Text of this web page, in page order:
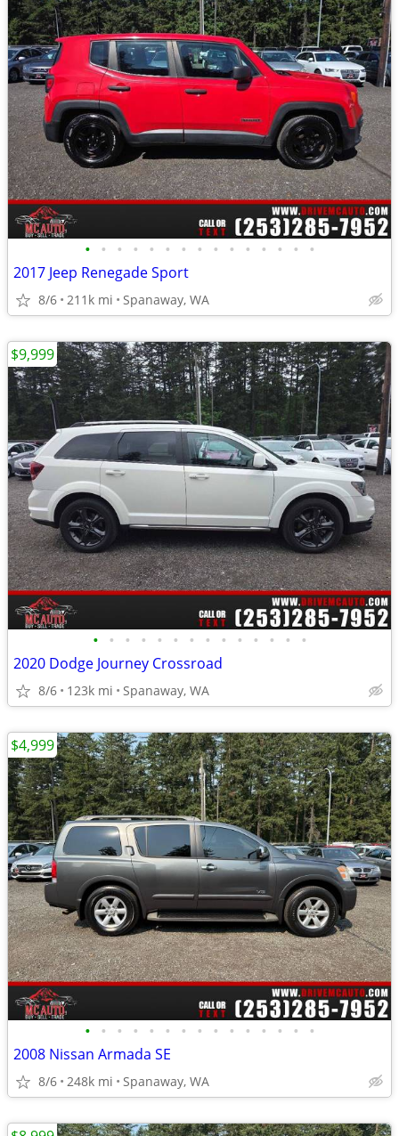
• • • • • • • • • • • • • • •
2017 Jeep Renegade Sport
8/6 211k mi Spanaway, WA
• • • • • • • • • • • • • •
2020 Dodge Journey Crossroad
8/6 123k mi Spanaway, WA
$9,999
• • • • • • • • • • • • • • •
2008 Nissan Armada SE
8/6 248k mi Spanaway, WA
$4,999